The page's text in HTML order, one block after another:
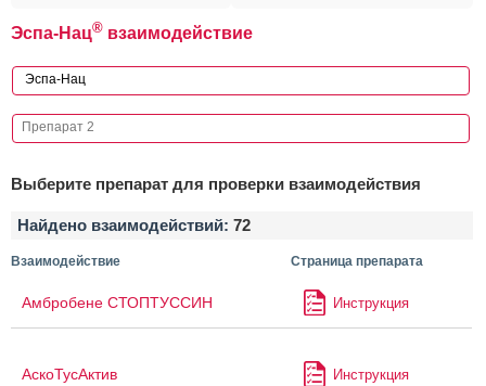
Эспа-Нац® взаимодействие
Выберите препарат для проверки взаимодействия
Найдено взаимодействий: 72
Взаимодействие Страница препарата
Амбробене СТОПТУССИН Инструкция
АскоТусАктив Инструкция